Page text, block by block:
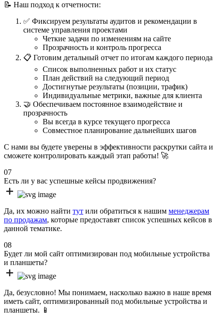
📝 Наш подход к отчетности:
✅ Фиксируем результаты аудитов и рекомендации в
системе управления проектами
Четкие задачи по изменениям на сайте
Прозрачность и контроль прогресса
📋 Готовим детальный отчет по итогам каждого периода
Список выполненных работ и их статус
План действий на следующий период
Достигнутые результаты (позиции, трафик)
Индивидуальные метрики, важные для клиента
🤝 Обеспечиваем постоянное взаимодействие и
прозрачность
Вы всегда в курсе текущего прогресса
Совместное планирование дальнейших шагов
С нами вы будете уверены в эффективности раскрутки сайта и
сможете контролировать каждый этап работы! 🚀
07
Есть ли у вас успешные кейсы продвижения?
Да, их можно найти тут или обратиться к нашим менеджерам
по продажам, которые предоставят список успешных кейсов в
данной тематике.
08
Будет ли мой сайт оптимизирован под мобильные устройства
и планшеты?
Да, безусловно! Мы понимаем, насколько важно в наше время
иметь сайт, оптимизированный под мобильные устройства и
планшеты. 📱